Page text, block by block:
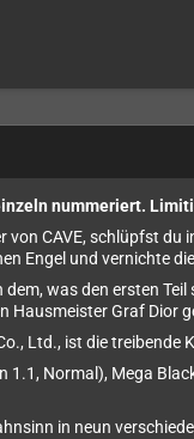
nummeriert.
von CAVE, schlüpfst du
Engel und vernichte
dem, was den ersten
Hausmeister Graf Dior
Ltd., ist die
1.1, Normal), Mega
in neun